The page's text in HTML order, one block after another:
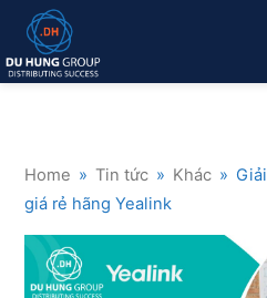
Home » Tin tức » Khác »
giá rẻ hãng Yealink